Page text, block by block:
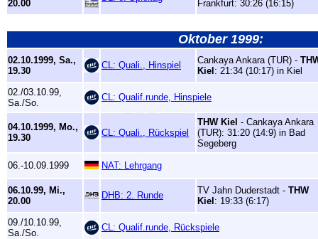
20.00 Frankfurt: 30:26 (16:15)
Oktober 1999:
02.10.1999, Sa.,
19.30
CL: Quali., Hinspiel Cankaya Ankara (TUR) -
Kiel : 21:34 (10:17) in Kiel
02./03.10.99,
Sa./So.
CL: Qualif.runde, Hinspiele
04.10.1999, Mo.,
19.30
CL: Quali., Rückspiel
THW Kiel - Cankaya Ankara
(TUR): 31:20 (14:9) in Bad
Segeberg
06.-10.09.1999 NAT: Lehrgang
06.10.99, Mi.,
20.00
DHB: 2. Runde TV Jahn Duderstadt - THW
Kiel : 19:33 (6:17)
09./10.10.99,
Sa./So.
CL: Qualif.runde, Rückspiele